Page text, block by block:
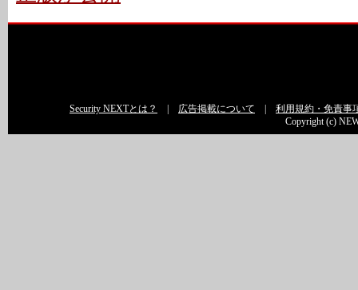
Security NEXTとは？ 広告掲載について
利用規約・免責事
Copyright (c)